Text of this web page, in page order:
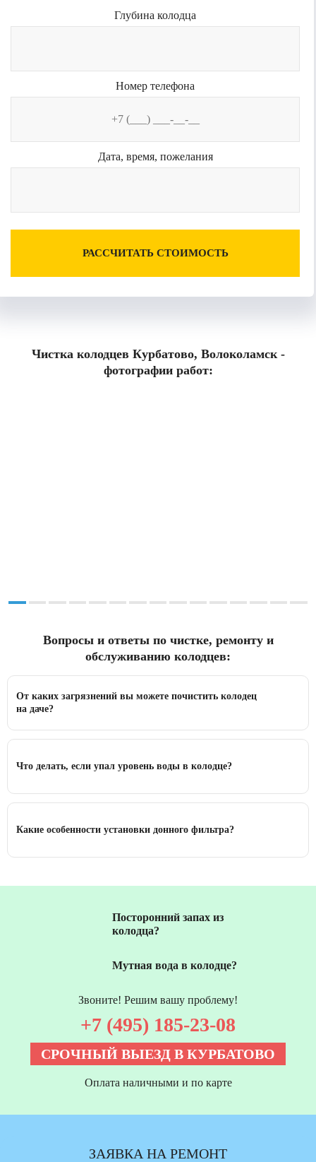
Глубина колодца
Номер телефона
Дата, время, пожелания
РАССЧИТАТЬ СТОИМОСТЬ
Чистка колодцев Курбатово, Волоколамск -
фотографии работ:
Вопросы и ответы по чистке, ремонту и
обслуживанию колодцев:
От каких загрязнений вы можете почистить колодец
на даче?
Что делать, если упал уровень воды в колодце?
Какие особенности установки донного фильтра?
Посторонний запах из
колодца?
Мутная вода в колодце?
Звоните! Решим вашу проблему!
+7 (495) 185-23-08
СРОЧНЫЙ ВЫЕЗД В КУРБАТОВО
Оплата наличными и по карте
ЗАЯВКА НА РЕМОНТ